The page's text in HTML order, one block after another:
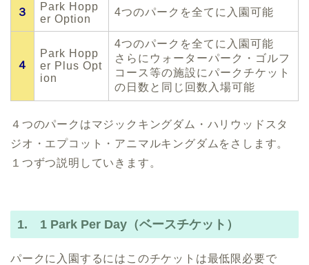
３
Park Hopp
er Option
4つのパークを全てに入園可能
４
Park Hopp
er Plus Opt
ion
4つのパークを全てに入園可能
さらにウォーターパーク・ゴルフ
コース等の施設にパークチケット
の日数と同じ回数入場可能
４つのパークはマジックキングダム・ハリウッドスタ
ジオ・エプコット・アニマルキングダムをさします。
１つずつ説明していきます。
1. 1 Park Per Day（ベースチケット）
パークに入園するにはこのチケットは最低限必要で